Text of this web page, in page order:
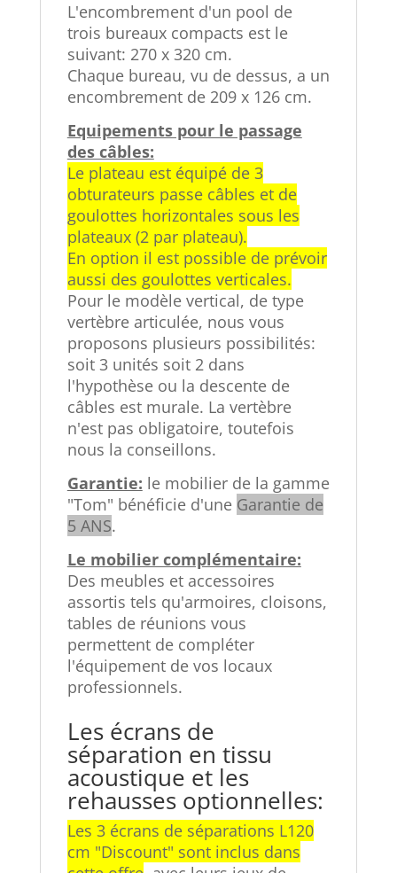
L'encombrement d'un pool de
trois bureaux compacts est le
suivant: 270 x 320 cm.
Chaque bureau, vu de dessus, a un
encombrement de 209 x 126 cm.
Equipements pour le passage
des câbles:
Le plateau est équipé de 3
obturateurs passe câbles et de
goulottes horizontales sous les
plateaux (2 par plateau).
En option il est possible de prévoir
aussi des goulottes verticales.
Pour le modèle vertical, de type
vertèbre articulée, nous vous
proposons plusieurs possibilités:
soit 3 unités soit 2 dans
l'hypothèse ou la descente de
câbles est murale. La vertèbre
n'est pas obligatoire, toutefois
nous la conseillons.
Garantie: le mobilier de la gamme
"Tom" bénéficie d'une Garantie de
5 ANS.
Le mobilier complémentaire:
Des meubles et accessoires
assortis tels qu'armoires, cloisons,
tables de réunions vous
permettent de compléter
l'équipement de vos locaux
professionnels.
Les écrans de
séparation en tissu
acoustique et les
rehausses optionnelles:
Les 3 écrans de séparations L120
cm "Discount" sont inclus dans